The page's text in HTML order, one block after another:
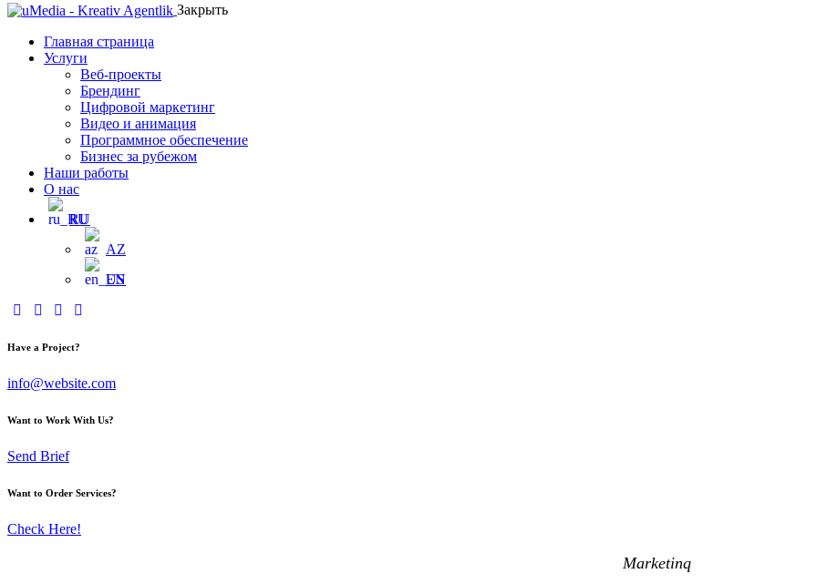
Закрыть
Главная страница
Услуги
Веб-проекты
Брендинг
Цифровой маркетинг
Видео и анимация
Программное обеспечение
Бизнес за рубежом
Наши работы
О нас
RU
AZ
EN
Have a Project?
info@website.com
Want to Work With Us?
Send Brief
Want to Order Services?
Check Here!
Marketinq